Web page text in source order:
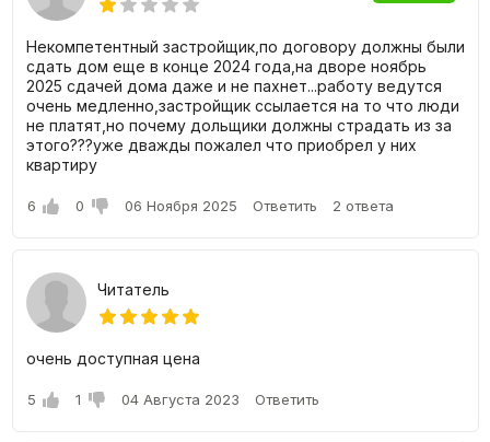
Некомпетентный застройщик,по договору должны были
сдать дом еще в конце 2024 года,на дворе ноябрь
2025 сдачей дома даже и не пахнет...работу ведутся
очень медленно,застройщик ссылается на то что люди
не платят,но почему дольщики должны страдать из за
этого???уже дважды пожалел что приобрел у них
квартиру
6 0 06 Ноября 2025 Ответить 2 ответа
Читатель
очень доступная цена
5 1 04 Августа 2023 Ответить